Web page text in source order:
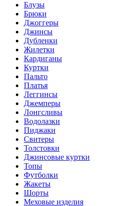
Блузы
Брюки
Джоггеры
Джинсы
Дубленки
Жилетки
Кардиганы
Куртки
Пальто
Платья
Леггинсы
Джемперы
Лонгсливы
Водолазки
Пиджаки
Свитеры
Толстовки
Джинсовые куртки
Топы
Футболки
Жакеты
Шорты
Меховые изделия